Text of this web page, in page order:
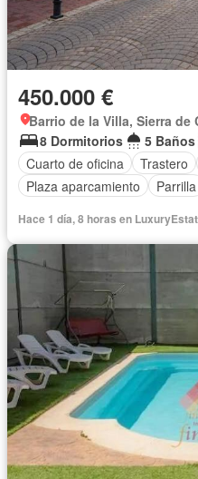
450.000 €
Barrio de la Villa, Sierra de
8 Dormitorios
5 Baños
Cuarto de oficina
Trastero
Plaza aparcamiento
Parrilla
Hace 1 día, 8 horas en